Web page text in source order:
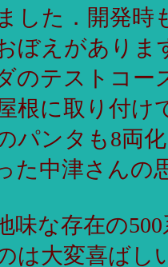
した．開発時
ぼえがありま
のテストコー
根に取り付け
パンタも8両
た中津さんの
味な存在の
は大変喜ばし